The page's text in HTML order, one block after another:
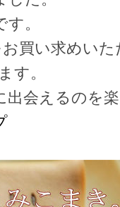
。
買い求めい
す。
会えるのを